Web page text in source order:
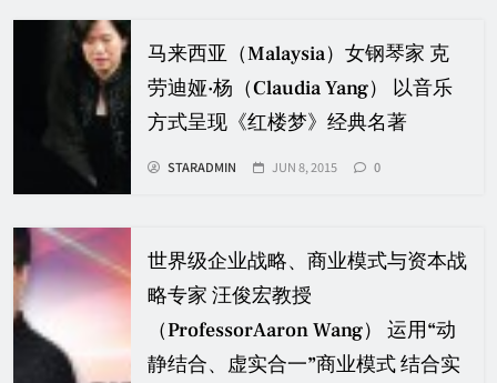
马来西亚（Malaysia）女钢琴家 克
劳迪娅·杨（Claudia Yang） 以音乐
方式呈现《红楼梦》经典名著
STARADMIN JUN 8, 2015 0
世界级企业战略、商业模式与资本战
略专家 汪俊宏教授
（ProfessorAaron Wang） 运用“动
静结合、虚实合一”商业模式 结合实